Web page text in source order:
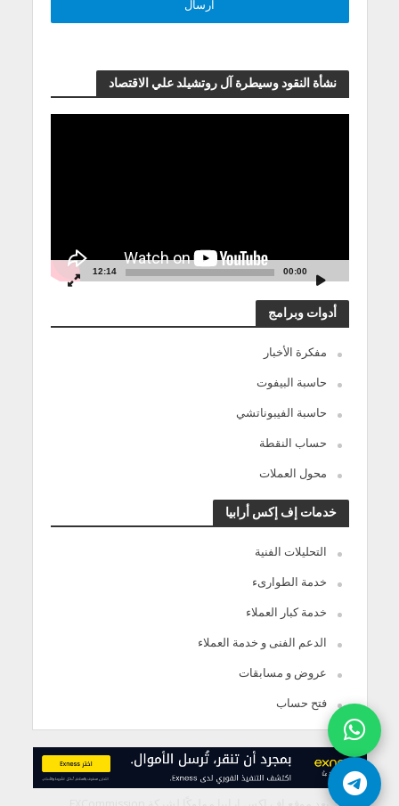
نشأة النقود وسيطرة آل روتشيلد علي الاقتصاد
00:00
12:14
أدوات وبرامج
مفكرة الأخبار
حاسبة البيفوت
حاسبة الفيبوناتشي
حساب النقطة
محول العملات
خدمات إف إكس أرابيا
التحليلات الفنية
خدمة الطوارىء
خدمة كبار العملاء
الدعم الفنى و خدمة العملاء
عروض و مسابقات
فتح حساب